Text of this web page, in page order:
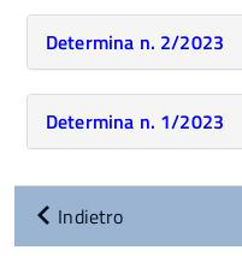
Determina n. 2/2023
Determina n. 1/2023
Indietro